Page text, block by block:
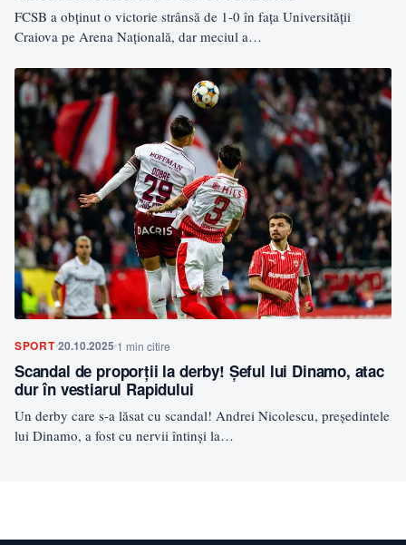
FCSB a obținut o victorie strânsă de 1-0 în fața Universității
Craiova pe Arena Națională, dar meciul a…
SPORT20.10.2025 1 min citire
Scandal de proporții la derby! Șeful lui Dinamo, atac
dur în vestiarul Rapidului
Un derby care s-a lăsat cu scandal! Andrei Nicolescu, președintele
lui Dinamo, a fost cu nervii întinși la…